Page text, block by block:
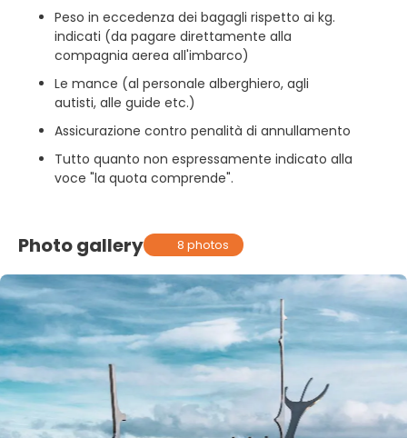
Peso in eccedenza dei bagagli rispetto ai kg.
indicati (da pagare direttamente alla
compagnia aerea all'imbarco)
Le mance (al personale alberghiero, agli
autisti, alle guide etc.)
Assicurazione contro penalità di annullamento
Tutto quanto non espressamente indicato alla
voce "la quota comprende".
Photo gallery 8 photos